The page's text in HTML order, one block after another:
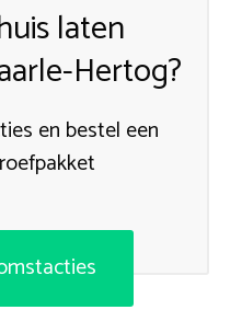
laten
Hertog?
en bestel een